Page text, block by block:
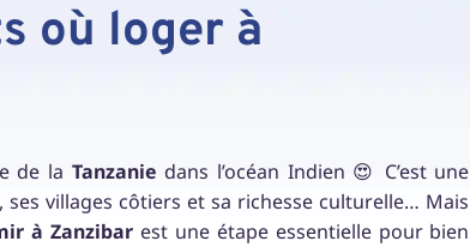
où loger à
de la Tanzanie dans l’océan Indien 😍 C’est une
villages côtiers et sa richesse culturelle… Mais
à Zanzibar est une étape essentielle pour bien